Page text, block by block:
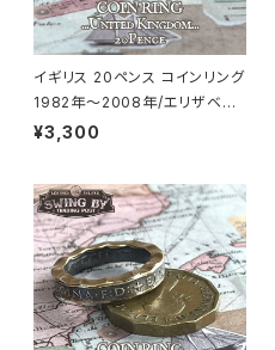
イギリス 20ペンス コインリング
1982年～2008年/エリザベス
面（リング幅4.7mm）
¥3,300